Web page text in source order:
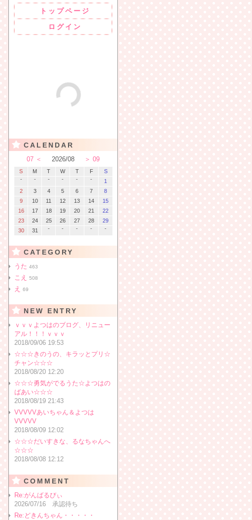
トップページ
ログイン
CALENDAR
07 2026/08 09
S M T W T F
S
-
- - - - -
1
2
3 4 5 6 7
8
9
10 11 12 13 14
15
16
17 18 19 20 21
22
23
24 25 26 27 28
29
30
31 - - - - -
CATEGORY
うた 463
こえ 508
え 69
NEW ENTRY
ｖｖｖよつはのブログ、リニュー
アル！！！ｖｖｖ
2018/09/06 19:53
☆☆☆きのうの、キラッとプリ☆
チャン☆☆☆
2018/08/20 12:20
☆☆☆勇気がでるうた☆よつはの
ばあい☆☆☆
2018/08/19 21:43
VVVVVあいちゃん＆よつは
VVVVV
2018/08/09 12:02
☆☆☆だいすきな、るなちゃんへ
☆☆☆
2018/08/08 12:12
COMMENT
Re:がんばるびぃ
2026/07/16 承認待ち
Re:どきんちゃん・・・・・